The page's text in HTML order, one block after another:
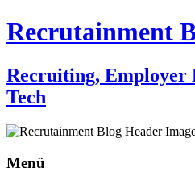
Recrutainment
Recruiting,
Tech
Menü